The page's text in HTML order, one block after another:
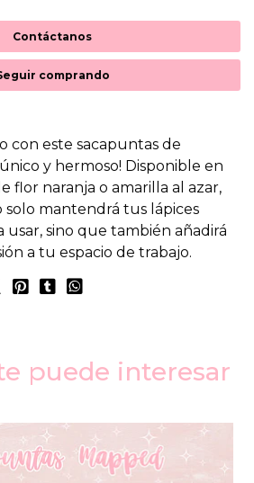
Contáctanos
comprando
con este sacapuntas de
y hermoso! Disponible en
flor naranja o amarilla al azar,
solo mantendrá tus lápices
usar, sino que también añadirá
a tu espacio de trabajo.
puede interesar